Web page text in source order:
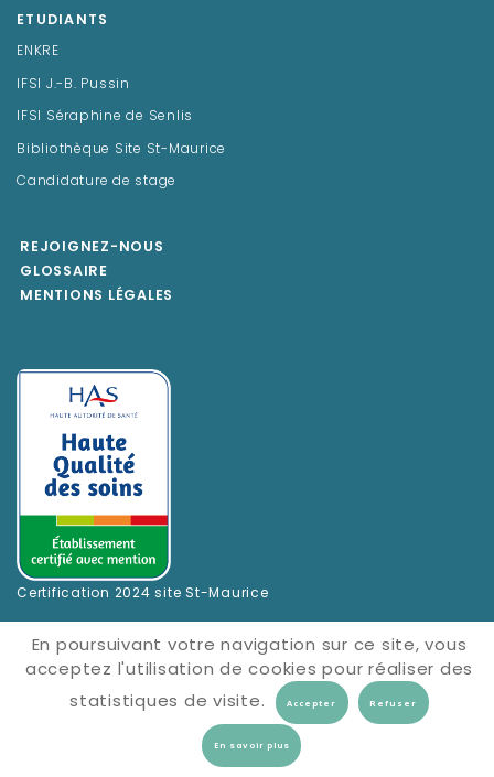
ETUDIANTS
ENKRE
IFSI J.-B. Pussin
IFSI Séraphine de Senlis
Bibliothèque Site St-Maurice
Candidature de stage
REJOIGNEZ-NOUS
GLOSSAIRE
MENTIONS LÉGALES
Certification 2024 site St-Maurice
En poursuivant votre navigation sur ce site, vous
acceptez l'utilisation de cookies pour réaliser des
statistiques de visite.
En savoir plus